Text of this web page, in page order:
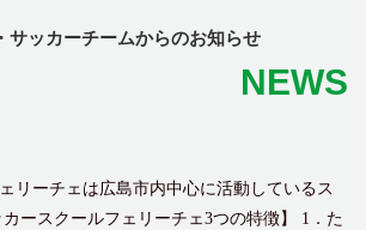
サッカーチームからのお知らせ
NEWS
リーチェは広島市内中心に活動しているス
ースクールフェリーチェ3つの特徴】 1．た